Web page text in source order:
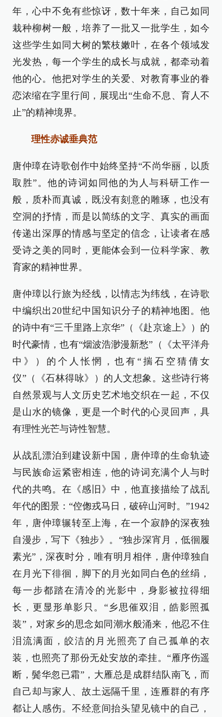
年，心中不免有些惊讶，数十年来，自己如同
栽种柳树一般，培养了一批又一批学生，如今
这些学生如同大树的繁枝嫩叶，在各个领域发
光发热，每一个学生的成长与成就，都牵动着
他的心。他把对学生的关爱、对教育事业的眷
恋浓缩在字里行间，展现出“生命不息、育人不
止”的精神境界。
理性赤诚垂典范
唐仲璋在诗歌创作中始终坚持“不尚华丽，以质
取胜”。他的诗词如同他的为人与科研工作一
般，质朴而真诚，既没有刻意的雕琢，也没有
空洞的抒情，而是以简练的文字、真实的画面
传递出深厚的情感与坚定的信念，让读者在感
受诗之美的同时，更能体会到一位科学家、教
育家的精神世界。
唐仲璋以行旅为经线，以情志为纬线，在诗歌
中编织出20世纪中国知识分子的精神地图。他
的诗中有“三千里路上京华”（《赴京途上》）的
时代豪情，也有“烟波浩渺漫新愁”（《太平洋舟
中》）的个人怅惘，也有“揣石空猜倩女
仪”（《石林得咏》）的人文想象。这些诗行将
自然景观与人文历史艺术地交织在一起，不仅
是山水的镜像，更是一个时代的心灵回声，具
有理性光芒与诗性智慧。
从战乱漂泊到建设新中国，唐仲璋的生命轨迹
与民族命运紧密相连，他的诗词充满个人与时
代的共鸣。在《感旧》中，他直接描绘了战乱
年代的图景：“倥偬戎马日，破碎山河时。”1942
年，唐仲璋辗转至上海，在一个寂静的深夜独
自漫步，写下《独步》。“独步深宵月，低徊履
素光”，深夜时分，唯有明月相伴，唐仲璋独自
在月光下徘徊，脚下的月光如同白色的丝绢，
每一步都踏在清冷的光影中，身影被拉得细
长，更显形单影只。“乡思催双泪，皓影照孤
装”，对家乡的思念如同潮水般涌来，他忍不住
泪流满面，皎洁的月光照亮了自己孤单的衣
装，也照亮了那份无处安放的牵挂。“雁序伤遥
断，鬓华忽已霜”，大雁总是成群结队南飞，而
自己却与家人、故土远隔千里，连雁群的有序
都让人感伤。不经意间抬头望见镜中的自己，